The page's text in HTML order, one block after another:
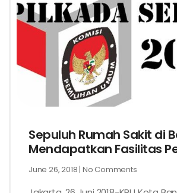
Sepuluh Rumah Sakit di
Mendapatkan Fasilitas
June 26, 2018 No Comments